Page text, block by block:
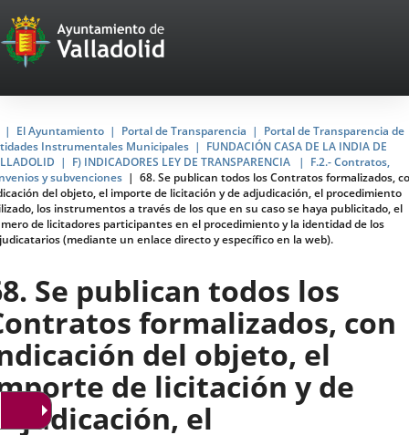
Portal
Web
del
Ayuntamiento
de
Valladolid
El Ayuntamiento Portal de Transparencia
Portal de Transparencia de
Instrumentales Municipales
FUNDACIÓN CASA DE LA INDIA DE
F) INDICADORES LEY DE TRANSPARENCIA
F.2.- Contratos,
y subvenciones
68. Se publican todos los Contratos formalizados,
del objeto, el importe de licitación y de adjudicación, el procedimiento
los instrumentos a través de los que en su caso se haya publicitado, el
de licitadores participantes en el procedimiento y la identidad de los
(mediante un enlace directo y específico en la web).
Se publican todos los
formalizados, con
del objeto, el
de licitación y de
el